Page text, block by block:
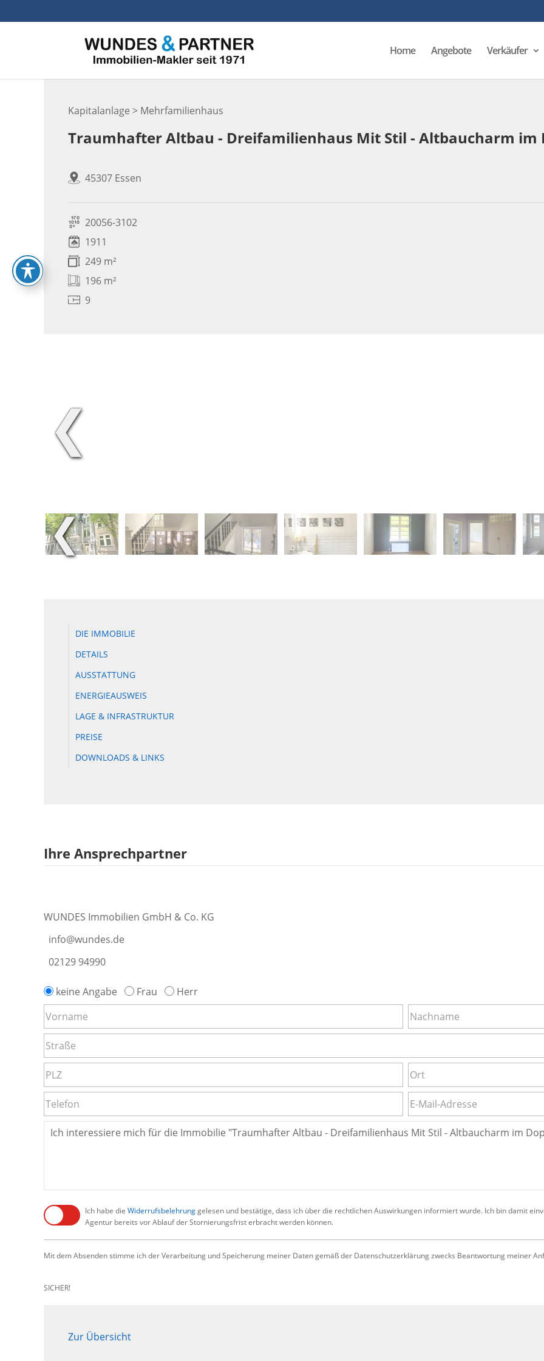
Home Angebote Verkäufer
Kapitalanlage > Mehrfamilienhaus
Traumhafter Altbau - Dreifamilienhaus Mit Stil - Altbaucharm im
45307 Essen
20056-3102
1911
249 m²
196 m²
9
❮
❮
DIE IMMOBILIE
DETAILS
AUSSTATTUNG
ENERGIEAUSWEIS
LAGE & INFRASTRUKTUR
PREISE
DOWNLOADS & LINKS
Ihre Ansprechpartner
WUNDES Immobilien GmbH & Co. KG
info@wundes.de
02129 94990
keine Angabe Frau Herr
Ich habe die Widerrufsbelehrunggelesen und bestätige, dass ich über die rechtlichen Auswirkungen informiert wurde. Ich bin damit
Agentur bereits vor Ablauf der Stornierungsfrist erbracht werden können.
Mit dem Absenden stimme ich der Verarbeitung und Speicherung meiner Daten gemäß der Datenschutzerklärung zwecks Beantwortung meiner
SICHER!
Zur Übersicht